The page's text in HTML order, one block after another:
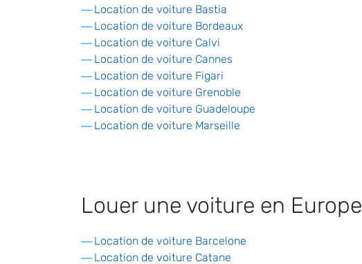
Location de voiture Bastia
Location de voiture Bordeaux
Location de voiture Calvi
Location de voiture Cannes
Location de voiture Figari
Location de voiture Grenoble
Location de voiture Guadeloupe
Location de voiture Marseille
Louer une voiture en Europe
Location de voiture Barcelone
Location de voiture Catane